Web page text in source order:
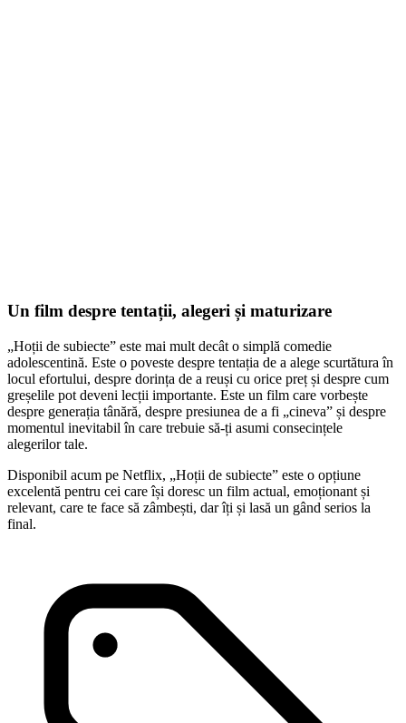
Un film despre tentații, alegeri și maturizare
„Hoții de subiecte” este mai mult decât o simplă comedie
adolescentină. Este o poveste despre tentația de a alege scurtătura în
locul efortului, despre dorința de a reuși cu orice preț și despre cum
greșelile pot deveni lecții importante. Este un film care vorbește
despre generația tânără, despre presiunea de a fi „cineva” și despre
momentul inevitabil în care trebuie să-ți asumi consecințele
alegerilor tale.
Disponibil acum pe Netflix, „Hoții de subiecte” este o opțiune
excelentă pentru cei care își doresc un film actual, emoționant și
relevant, care te face să zâmbești, dar îți și lasă un gând serios la
final.